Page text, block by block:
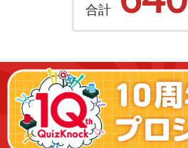
合計